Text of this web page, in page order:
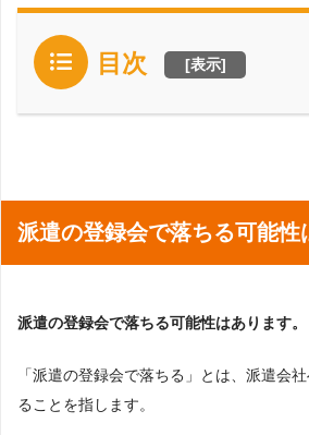
目次 [表示]
派遣の登録会で落ちる可能性
派遣の登録会で落ちる可能性はあります。
「派遣の登録会で落ちる」とは、派遣会
ることを指します。